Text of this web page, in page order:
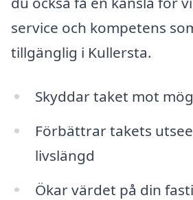
service och kompetens
tillgänglig i Kullersta.
Skyddar taket mot
Förbättrar takets
livslängd
Ökar värdet på din